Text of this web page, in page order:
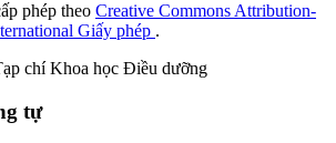
phép theo Creative Commons Attribution-
Giấy phép .
chí Khoa học Điều dưỡng
tự